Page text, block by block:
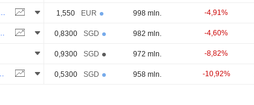
STAPLED TRUST 1,550 EUR 998 mln. -4,91%
LIMITED 0,8300 SGD 982 mln. -4,60%
0,9300 SGD 972 mln. -8,82%
INVESTMENT TRUST 0,5300 SGD 958 mln. -10,92%